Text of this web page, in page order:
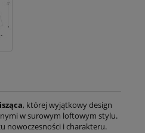
, której wyjątkowy design
w surowym loftowym stylu.
nowoczesności i charakteru.